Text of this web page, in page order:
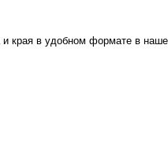
и края в удобном формате в